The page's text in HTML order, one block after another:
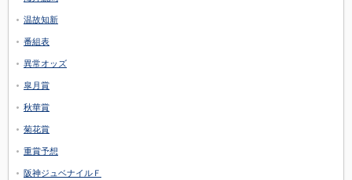
温故知新
番組表
異常オッズ
皐月賞
秋華賞
菊花賞
重賞予想
阪神ジュベナイルＦ